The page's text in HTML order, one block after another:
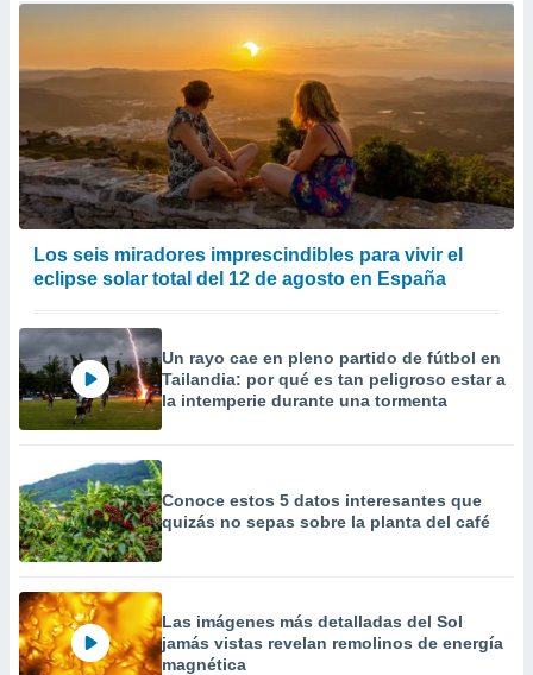
Los seis miradores imprescindibles para vivir el
eclipse solar total del 12 de agosto en España
Un rayo cae en pleno partido de fútbol en
Tailandia: por qué es tan peligroso estar a
la intemperie durante una tormenta
Conoce estos 5 datos interesantes que
quizás no sepas sobre la planta del café
Las imágenes más detalladas del Sol
jamás vistas revelan remolinos de energía
magnética